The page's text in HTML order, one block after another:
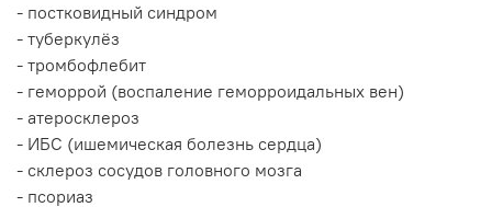
- постковидный синдром
- туберкулёз
- тромбофлебит
- геморрой (воспаление геморроидальных вен)
- атеросклероз
- ИБС (ишемическая болезнь сердца)
- склероз сосудов головного мозга
- псориаз